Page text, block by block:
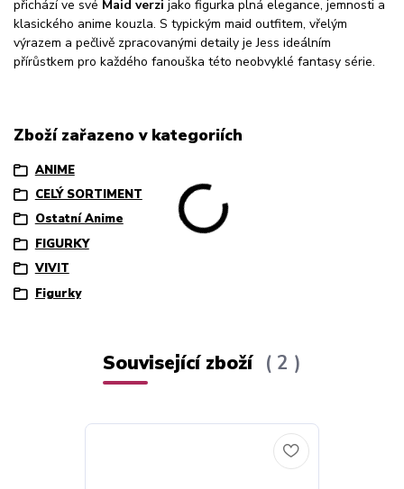
přichází ve své Maid verzi jako figurka plná elegance, jemnosti a
klasického anime kouzla. S typickým maid outfitem, vřelým
výrazem a pečlivě zpracovanými detaily je Jess ideálním
přírůstkem pro každého fanouška této neobvyklé fantasy série.
Zboží zařazeno v kategoriích
ANIME
CELÝ SORTIMENT
Ostatní Anime
FIGURKY
VIVIT
Figurky
Související zboží 2